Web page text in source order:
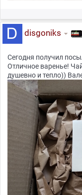
disgoniks
Сегодня получил
Отличное варенье!
душевно и тепло))